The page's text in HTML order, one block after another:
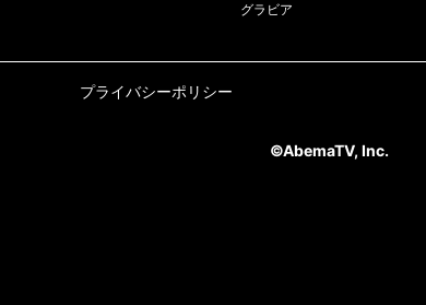
グラビア
プライバシーポリシー
©AbemaTV, Inc.